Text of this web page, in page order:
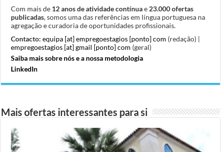
Com mais de 12 anos de atividade contínuae 23.000 ofertas
publicadas, somos uma das referências em língua portuguesa na
agregação e curadoria de oportunidades profissionais.
Contacto: equipa [at] empregoestagios [ponto] com (redação) |
empregoestagios [at] gmail [ponto] com (geral)
Saiba mais sobre nós e a nossa metodologia
LinkedIn
Mais ofertas interessantes para si